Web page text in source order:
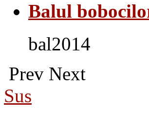
Balul
bal2014
Prev Next
Sus